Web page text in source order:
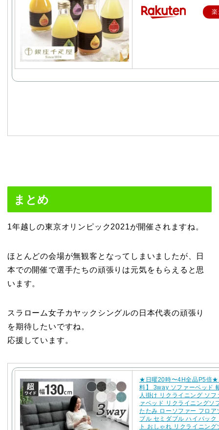
まとめ
1年越しの東京オリンピック2021が開催されますね。
ほとんどの会場が無観客となってしまいましたが、日
本での開催で選手たちの頑張りは元気をもらえると思
います。
スラローム女子カヤックシングルの日本代表の頑張り
を期待したいですね。
応援しています。
★日曜20時〜4H全品P5倍★
料】 3way ソファーベッド
人掛け リクライニング ソフ
ァベッド リクライニングソ
たたみ ローソファー フロア
ブル セミダブル ハイバック
ト おしゃれ リクライニング